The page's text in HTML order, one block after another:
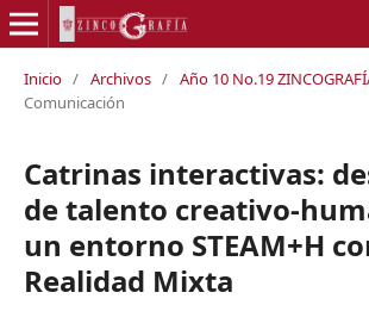
Inicio / Archivos / Año 10 No.19
Comunicación
Catrinas interactivas:
de talento creativo-
un entorno STEAM+H
Realidad Mixta